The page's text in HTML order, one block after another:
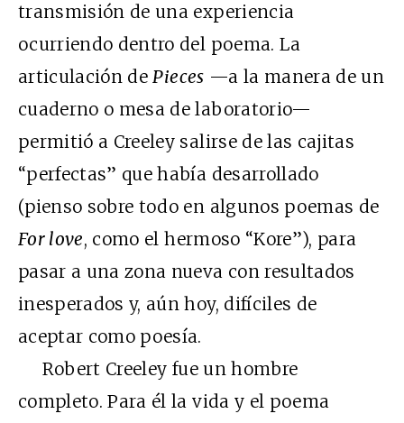
transmisión de una experiencia
ocurriendo dentro del poema. La
articulación dePieces —a la manera de un
cuaderno o mesa de laboratorio—
permitió a Creeley salirse de las cajitas
“perfectas” que había desarrollado
(pienso sobre todo en algunos poemas de
For love, como el hermoso “Kore”), para
pasar a una zona nueva con resultados
inesperados y, aún hoy, difíciles de
aceptar como poesía.
Robert Creeley fue un hombre
completo. Para él la vida y el poema